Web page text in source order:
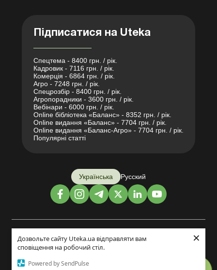
Дозвольте сайту Uteka.ua відправляти вам
сповіщення на робочий стіл.
Powered by SendPulse
×
Підписатися на Uteka
Спецтема - 8400 грн. / рік.
Кадровик - 7116 грн. / рік.
Комерція - 6864 грн. / рік.
Агро - 7248 грн. / рік.
Спецрозбір - 8400 грн. / рік.
Агропорадники - 3600 грн. / рік.
Вебінари - 6000 грн. / рік.
Online бібліотека «Баланс» - 8352 грн. / рік.
Online видання «Баланс» - 7704 грн. / рік.
Online видання «Баланс-Агро» - 7704 грн. / рік.
Популярні статті
Українська Русский
Дизайн і розробка: